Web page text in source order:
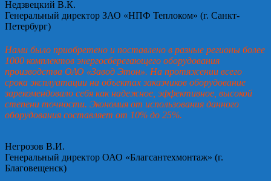
Недзвецкий В.К.
Генеральный директор ЗАО «НПФ Теплоком» (г. Санкт-
Петербург)
Нами было приобретено и поставлено в разные регионы более
1000 комплектов энергосберегающего оборудования
производства ОАО «Завод Этон». На протяжении всего
срока эксплуатации на объектах заказчиков оборудование
зарекомендовало себя как надежное, эффективное, высокой
степени точности. Экономия от использования данного
оборудования составляет от 10% до 25%.
Негрозов В.И.
Генеральный директор ОАО «Благсантехмонтаж» (г.
Благовещенск)